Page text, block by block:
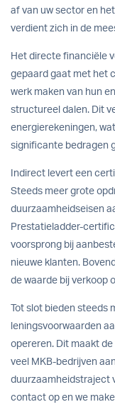
af van uw sector en
verdient zich in de
Het directe financiële
gepaard gaat met het
werk maken van hun
structureel dalen. Dit
energierekeningen,
significante bedragen
Indirect levert een
Steeds meer grote
duurzaamheidseisen
Prestatieladder-
voorsprong bij
nieuwe klanten.
de waarde bij verkoop
Tot slot bieden
leningsvoorwaarden
opereren. Dit maakt
veel MKB-bedrijven
duurzaamheidstraject
contact op en we